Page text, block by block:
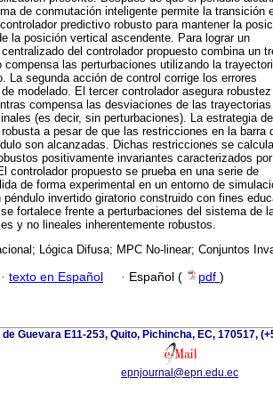
de conmutación inteligente permite la transición
predictivo robusto para mantener la
la posición vertical ascendente. Para lograr un
del controlador propuesto combina un
las perturbaciones utilizando la
La segunda acción de control corrige los errores
modelado. El tercer controlador asegura
compensa las desviaciones de las
(es decir, sin perturbaciones). La estrategia de
a pesar de que las restricciones en la barra
son alcanzadas. Dichas restricciones se
positivamente invariantes caracterizados por
controlador propuesto se prueba en una serie de
de forma experimental en un entorno de
invertido giratorio construido con fines
fortalece frente a perturbaciones del sistema de
y no lineales inherentemente robustos.
Lógica Difusa; MPC No-linear; Conjuntos
· texto en Español · Español ( pdf )
Guevara E11-253, Quito, Pichincha, EC, 170517,
epnjournal@epn.edu.ec